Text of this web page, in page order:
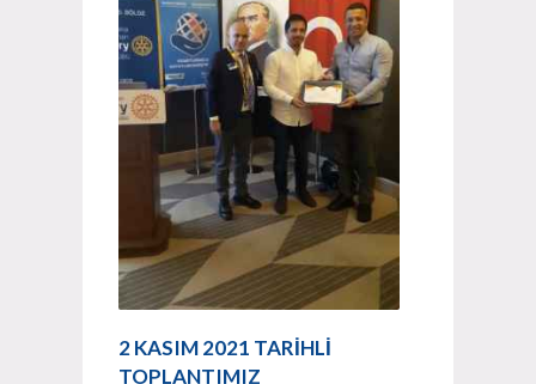
2 KASIM 2021 TARİHLİ
TOPLANTIMIZ